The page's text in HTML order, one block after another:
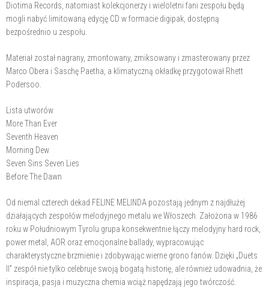
Diotima Records, natomiast kolekcjonerzy i wieloletni fani zespołu będą
mogli nabyć limitowaną edycję CD w formacie digipak, dostępną
bezpośrednio u zespołu.
Materiał został nagrany, zmontowany, zmiksowany i zmasterowany przez
Marco Obera i Saschę Paetha, a klimatyczną okładkę przygotował Rhett
Podersoo.
Lista utworów
More Than Ever
Seventh Heaven
Morning Dew
Seven Sins Seven Lies
Before The Dawn
Od niemal czterech dekad FELINE MELINDA pozostają jednym z najdłużej
działających zespołów melodyjnego metalu we Włoszech. Założona w 1986
roku w Południowym Tyrolu grupa konsekwentnie łączy melodyjny hard rock,
power metal, AOR oraz emocjonalne ballady, wypracowując
charakterystyczne brzmienie i zdobywając wierne grono fanów. Dzięki „Duets
II” zespół nie tylko celebruje swoją bogatą historię, ale również udowadnia, że
inspiracja, pasja i muzyczna chemia wciąż napędzają jego twórczość.